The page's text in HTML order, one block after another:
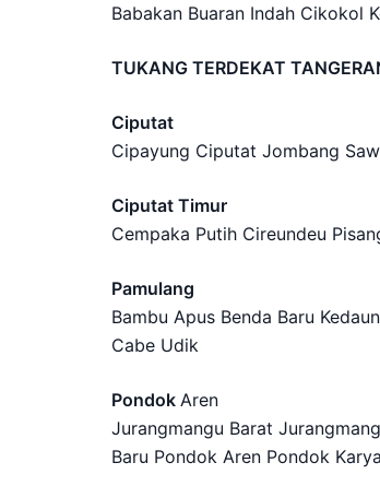
Babakan Buaran Indah Cikokol
TUKANG TERDEKAT
Ciputat
Cipayung Ciputat Jombang
Ciputat Timur
Cempaka Putih Cireundeu
Pamulang
Bambu Apus Benda Baru
Cabe Udik
Pondok Aren
Jurangmangu Barat
Baru Pondok Aren Pondok